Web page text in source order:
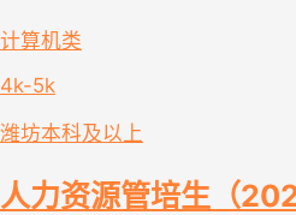
计算机类
4k-5k
潍坊本科及以上
人力资源管培生（